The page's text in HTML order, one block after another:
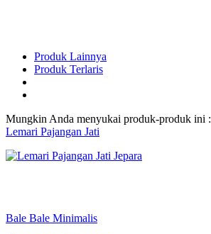
Produk Lainnya
Produk Terlaris
Mungkin Anda menyukai produk-produk ini :
Lemari Pajangan Jati
Bale Bale Minimalis